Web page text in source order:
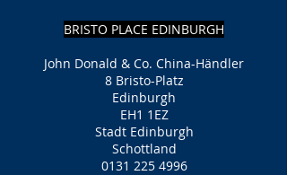
BRISTO PLACE EDINBURGH
John Donald & Co. China-Händler
8 Bristo-Platz
Edinburgh
EH1 1EZ
Stadt Edinburgh
Schottland
0131 225 4996